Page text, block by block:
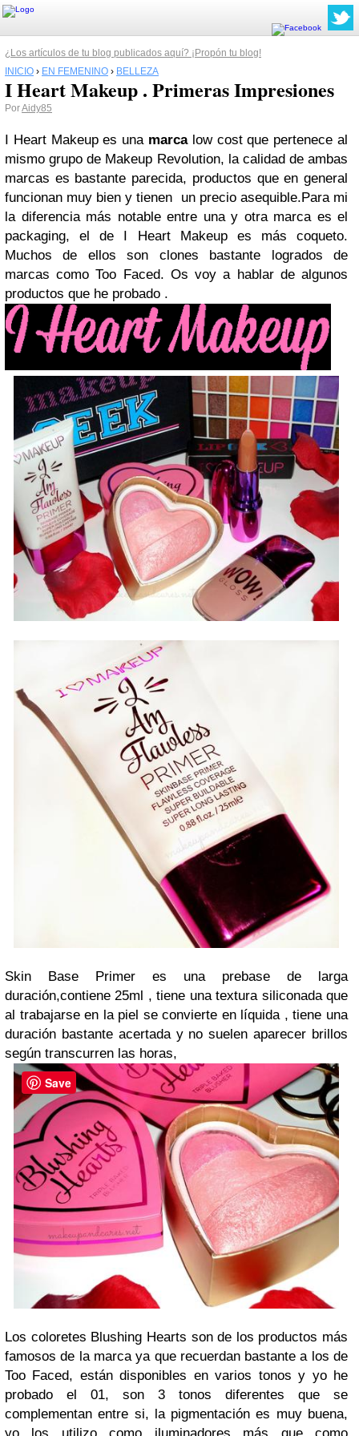
¿Los artículos de tu blog publicados aquí? ¡Propón tu blog!
INICIO › EN FEMENINO › BELLEZA
I Heart Makeup . Primeras Impresiones
PorAidy85
I Heart Makeup es una marcalow cost que pertenece al
mismo grupo de Makeup Revolution, la calidad de ambas
marcas es bastante parecida, productos que en general
funcionan muy bien y tienen un precio asequible.Para mi
la diferencia más notable entre una y otra marca es el
packaging, el de I Heart Makeup es más coqueto.
Muchos de ellos son clones bastante logrados de
marcas como Too Faced. Os voy a hablar de algunos
productos que he probado .
Skin Base Primer es una prebase de larga
duración,contiene 25ml , tiene una textura siliconada que
al trabajarse en la piel se convierte en líquida , tiene una
duración bastante acertada y no suelen aparecer brillos
según transcurren las horas,
Los coloretes Blushing Hearts son de los productos más
famosos de la marca ya que recuerdan bastante a los de
Too Faced, están disponibles en varios tonos y yo he
probado el 01, son 3 tonos diferentes que se
complementan entre si, la pigmentación es muy buena,
Save